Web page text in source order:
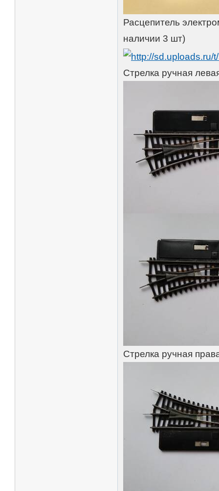
Расцепитель
наличии 3 шт)
Стрелка ручная
Стрелка ручная